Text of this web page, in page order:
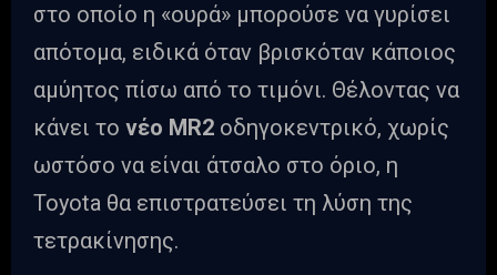
στο οποίο η «ουρά» μπορούσε να γυρίσει
απότομα, ειδικά όταν βρισκόταν κάποιος
αμύητος πίσω από το τιμόνι. Θέλοντας να
κάνει το νέο MR2 οδηγοκεντρικό, χωρίς
ωστόσο να είναι άτσαλο στο όριο, η
Toyota θα επιστρατεύσει τη λύση της
τετρακίνησης.